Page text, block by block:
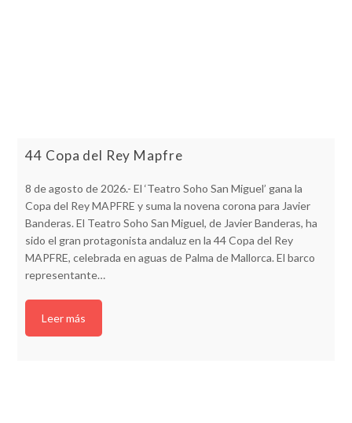
44 Copa del Rey Mapfre
8 de agosto de 2026.- El ‘Teatro Soho San Miguel’ gana la
Copa del Rey MAPFRE y suma la novena corona para Javier
Banderas. El Teatro Soho San Miguel, de Javier Banderas, ha
sido el gran protagonista andaluz en la 44 Copa del Rey
MAPFRE, celebrada en aguas de Palma de Mallorca. El barco
representante…
Leer más